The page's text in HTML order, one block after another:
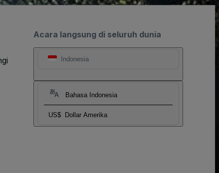
Acara langsung di seluruh dunia
Indonesia
Bahasa Indonesia
US$ Dollar Amerika